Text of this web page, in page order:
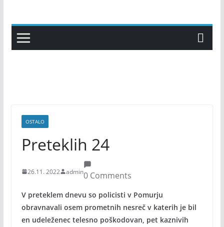
content
OSTALO
Preteklih 24
26.11. 2022 admin0 Comments
V preteklem dnevu so policisti v Pomurju
obravnavali osem prometnih nesreč v katerih je bil
en udeleženec telesno poškodovan, pet kaznivih